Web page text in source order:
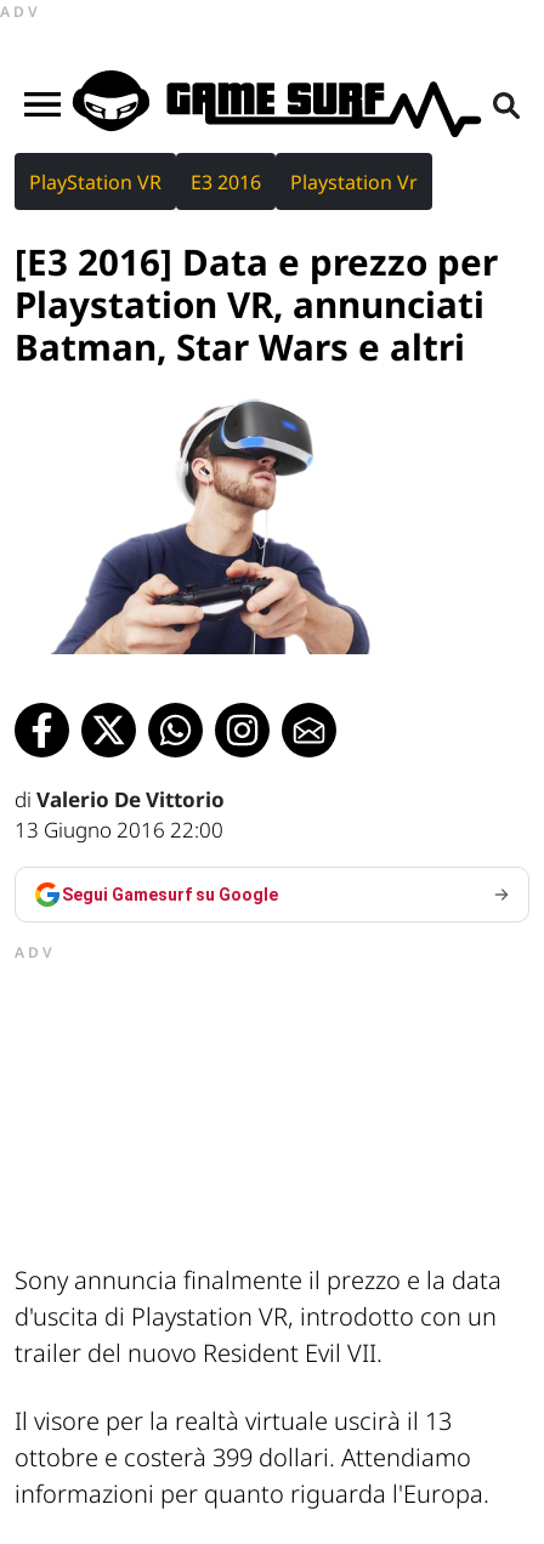
ADV
PlayStation VR E3 2016 Playstation Vr
[E3 2016] Data e prezzo per
Playstation VR, annunciati
Batman, Star Wars e altri
di Valerio De Vittorio
13 Giugno 2016 22:00
Segui Gamesurf su Google
ADV
Sony annuncia finalmente il prezzo e la data
d'uscita di Playstation VR, introdotto con un
trailer del nuovo Resident Evil VII.
Il visore per la realtà virtuale uscirà il 13
ottobre e costerà 399 dollari. Attendiamo
informazioni per quanto riguarda l'Europa.